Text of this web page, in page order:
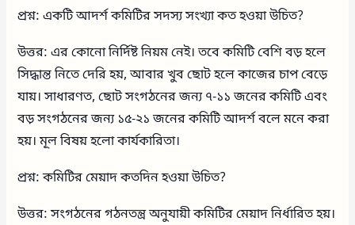
প্রশ্ন: একটি আদর্শ কমিটির সদস্য সংখ্যা কত হওয়া উচিত?
উত্তর: এর কোনো নির্দিষ্ট নিয়ম নেই। তবে কমিটি বেশি বড় হলে
সিদ্ধান্ত নিতে দেরি হয়, আবার খুব ছোট হলে কাজের চাপ বেড়ে
যায়। সাধারণত, ছোট সংগঠনের জন্য ৭-১১ জনের কমিটি এবং
বড় সংগঠনের জন্য ১৫-২১ জনের কমিটি আদর্শ বলে মনে করা
হয়। মূল বিষয় হলো কার্যকারিতা।
প্রশ্ন: কমিটির মেয়াদ কতদিন হওয়া উচিত?
উত্তর: সংগঠনের গঠনতন্ত্র অনুযায়ী কমিটির মেয়াদ নির্ধারিত হয়।